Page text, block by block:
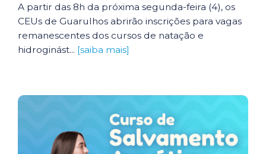
A partir das 8h da próxima segunda-feira (4), os
CEUs de Guarulhos abrirão inscrições para vagas
remanescentes dos cursos de natação e
hidroginást... [saiba mais]